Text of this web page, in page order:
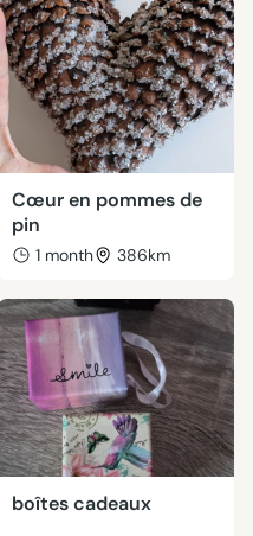
Cœur en pommes de
pin
1 month 386km
boîtes cadeaux